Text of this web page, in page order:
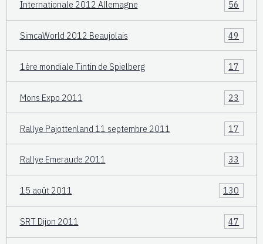
Internationale 2012 Allemagne 56
SimcaWorld 2012 Beaujolais 49
1ère mondiale Tintin de Spielberg 17
Mons Expo 2011 23
Rallye Pajottenland 11 septembre 2011 17
Rallye Emeraude 2011 33
15 août 2011 130
SRT Dijon 2011 47